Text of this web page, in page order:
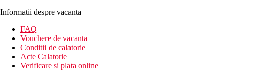
Informatii despre vacanta
FAQ
Vouchere de vacanta
Conditii de calatorie
Acte Calatorie
Verificare si plata online